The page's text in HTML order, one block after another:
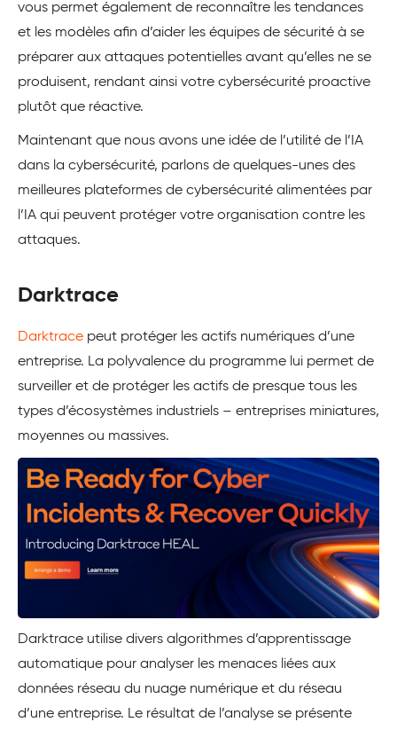
vous permet également de reconnaître les tendances
et les modèles afin d’aider les équipes de sécurité à se
préparer aux attaques potentielles avant qu’elles ne se
produisent, rendant ainsi votre cybersécurité proactive
plutôt que réactive.
Maintenant que nous avons une idée de l’utilité de l’IA
dans la cybersécurité, parlons de quelques-unes des
meilleures plateformes de cybersécurité alimentées par
l’IA qui peuvent protéger votre organisation contre les
attaques.
Darktrace
Darktrace peut protéger les actifs numériques d’une
entreprise. La polyvalence du programme lui permet de
surveiller et de protéger les actifs de presque tous les
types d’écosystèmes industriels – entreprises miniatures,
moyennes ou massives.
Darktrace utilise divers algorithmes d’apprentissage
automatique pour analyser les menaces liées aux
données réseau du nuage numérique et du réseau
d’une entreprise. Le résultat de l’analyse se présente